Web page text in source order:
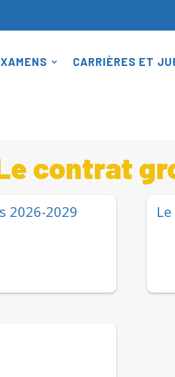
CARRIÈRES ET
contrat
2026-2029